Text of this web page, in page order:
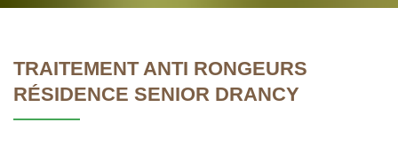
TRAITEMENT ANTI RONGEURS
RÉSIDENCE SENIOR DRANCY